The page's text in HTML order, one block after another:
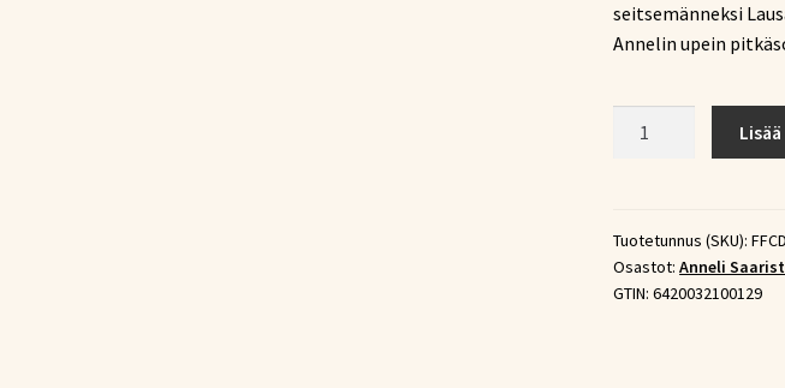
seitsemänneksi
Annelin upein
Dolce
Vita
(CD)
Tuotetunnus (SKU):
Osastot:Anneli
GTIN:6420032100129